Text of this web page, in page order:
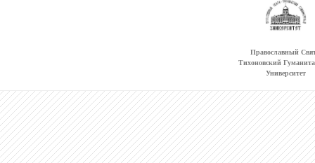
Православный
Тихоновский
Университет